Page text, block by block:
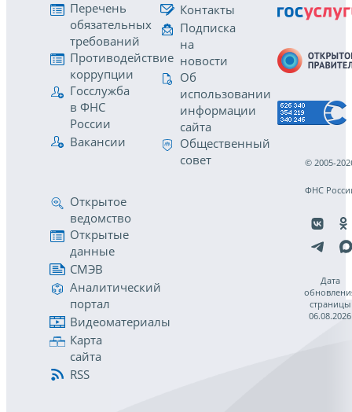
Перечень
обязательных
требований
Противодействие
коррупции
Госслужба
в ФНС
России
Вакансии
Контакты
Подписка
на
новости
Об
использовании
информации
сайта
Общественный
совет
Открытое
ведомство
Открытые
данные
СМЭВ
Аналитический
портал
Видеоматериалы
Карта
сайта
RSS
© 2005-
ФНС
Дата
страницы
06.08.2026